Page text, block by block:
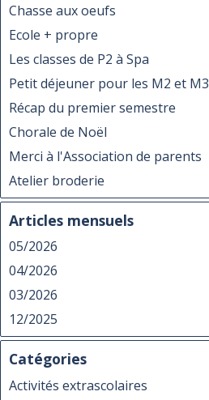
Chasse aux oeufs
Ecole + propre
Les classes de P2 à Spa
Petit déjeuner pour les M2 et M3
Récap du premier semestre
Chorale de Noël
Merci à l'Association de parents
Atelier broderie
Articles mensuels
05/2026
04/2026
03/2026
12/2025
Catégories
Activités extrascolaires